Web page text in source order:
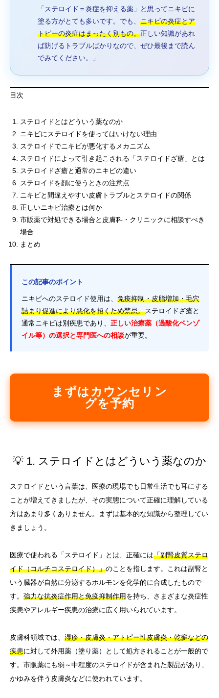
「ステロイド＝炎症を抑える薬」と思ってニキビに
塗る方がとても多いです。でも、 ニキビの炎症とア
トピーの炎症はまったく別もの。正しい知識があれ
ば防げるトラブルばかりなので、ぜひ最後まで読ん
でみてください。」
目次
ステロイドとはどういう薬なのか
ニキビにステロイドを使ってはいけない理由
ステロイドでニキビが悪化するメカニズム
ステロイドによって引き起こされる「ステロイドざ瘡」とは
ステロイドざ瘡と通常のニキビの違い
ステロイドを顔に使うときの注意点
ニキビと間違えやすい皮膚トラブルとステロイドの関係
正しいニキビ治療とは何か
市販薬で対処できる場合と皮膚科・クリニックに相談すべき
場合
まとめ
この記事のポイント
ニキビへのステロイド使用は、 免疫抑制・皮脂増加・毛穴
詰まり促進により悪化を招くため禁忌。ステロイドざ瘡と
通常ニキビは別疾患であり、 正しい治療薬（過酸化ベンゾ
イル等）の選択と専門医への相談が重要。
まずはカウンセリン
グを予約
💡 1. ステロイドとはどういう薬なのか
ステロイドという言葉は、医療の現場でも日常生活でも耳にする
ことが増えてきましたが、その実態について正確に理解している
方はあまり多くありません。まずは基本的な知識から整理してい
きましょう。
医療で使われる「ステロイド」とは、正確には「副腎皮質ステロ
イド（コルチコステロイド）」のことを指します。これは副腎と
いう臓器が自然に分泌するホルモンを化学的に合成したもので
す。 強力な抗炎症作用と免疫抑制作用を持ち、さまざまな炎症性
疾患やアレルギー疾患の治療に広く用いられています。
皮膚科領域では、 湿疹・皮膚炎・アトピー性皮膚炎・乾癬などの
疾患に対して外用薬（塗り薬）として処方されることが一般的で
す。市販薬にも弱～中程度のステロイドが含まれた製品があり、
かゆみを伴う皮膚炎などに使われています。